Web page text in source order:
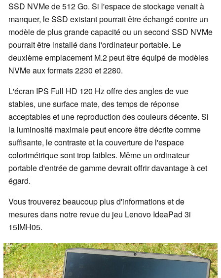
SSD NVMe de 512 Go. Si l'espace de stockage venait à
manquer, le SSD existant pourrait être échangé contre un
modèle de plus grande capacité ou un second SSD NVMe
pourrait être installé dans l'ordinateur portable. Le
deuxième emplacement M.2 peut être équipé de modèles
NVMe aux formats 2230 et 2280.
L'écran IPS Full HD 120 Hz offre des angles de vue
stables, une surface mate, des temps de réponse
acceptables et une reproduction des couleurs décente. Si
la luminosité maximale peut encore être décrite comme
suffisante, le contraste et la couverture de l'espace
colorimétrique sont trop faibles. Même un ordinateur
portable d'entrée de gamme devrait offrir davantage à cet
égard.
Vous trouverez beaucoup plus d'informations et de
mesures dans notre revue du jeu Lenovo IdeaPad 3i
15IMH05.